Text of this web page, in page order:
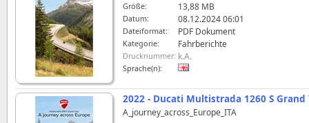
Größe: 13,88 MB
Datum: 08.12.2024 06:01
Dateiformat: PDF Dokument
Kategorie: Fahrberichte
Drucknummer: k.A.
Sprache(n):
2022 - Ducati Multistrada 1260 S Grand
A_journey_across_Europe_ITA